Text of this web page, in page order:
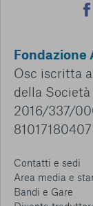
Fondazione
Osc iscritta
della
2016/337/
81017180407
Contatti e sedi
Area media e
Bandi e Gare